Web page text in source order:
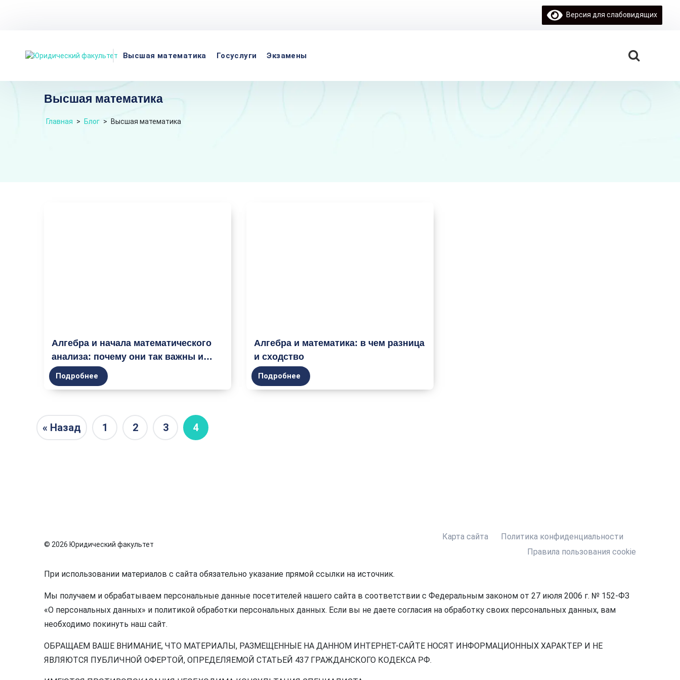
Версия для слабовидящих
Высшая математика Госуслуги Экзамены
Высшая математика
Главная > Блог > Высшая математика
Алгебра и начала математического
анализа: почему они так важны и
нужны?
Подробнее
Алгебра и математика: в чем разница
и сходство
Подробнее
« Назад 1 2 3 4
© 2026 Юридический факультет
Карта сайта
Политика конфиденциальности
Правила пользования cookie
При использовании материалов с сайта обязательно указание прямой ссылки на источник.
Мы получаем и обрабатываем персональные данные посетителей нашего сайта в соответствии с Федеральным законом от 27 июля 2006 г. № 152-ФЗ
«О персональных данных» и политикой обработки персональных данных. Если вы не даете согласия на обработку своих персональных данных, вам
необходимо покинуть наш сайт.
ОБРАЩАЕМ ВАШЕ ВНИМАНИЕ, ЧТО МАТЕРИАЛЫ, РАЗМЕЩЕННЫЕ НА ДАННОМ ИНТЕРНЕТ-САЙТЕ НОСЯТ ИНФОРМАЦИОННЫХ ХАРАКТЕР И НЕ
ЯВЛЯЮТСЯ ПУБЛИЧНОЙ ОФЕРТОЙ, ОПРЕДЕЛЯЕМОЙ СТАТЬЕЙ 437 ГРАЖДАНСКОГО КОДЕКСА РФ.